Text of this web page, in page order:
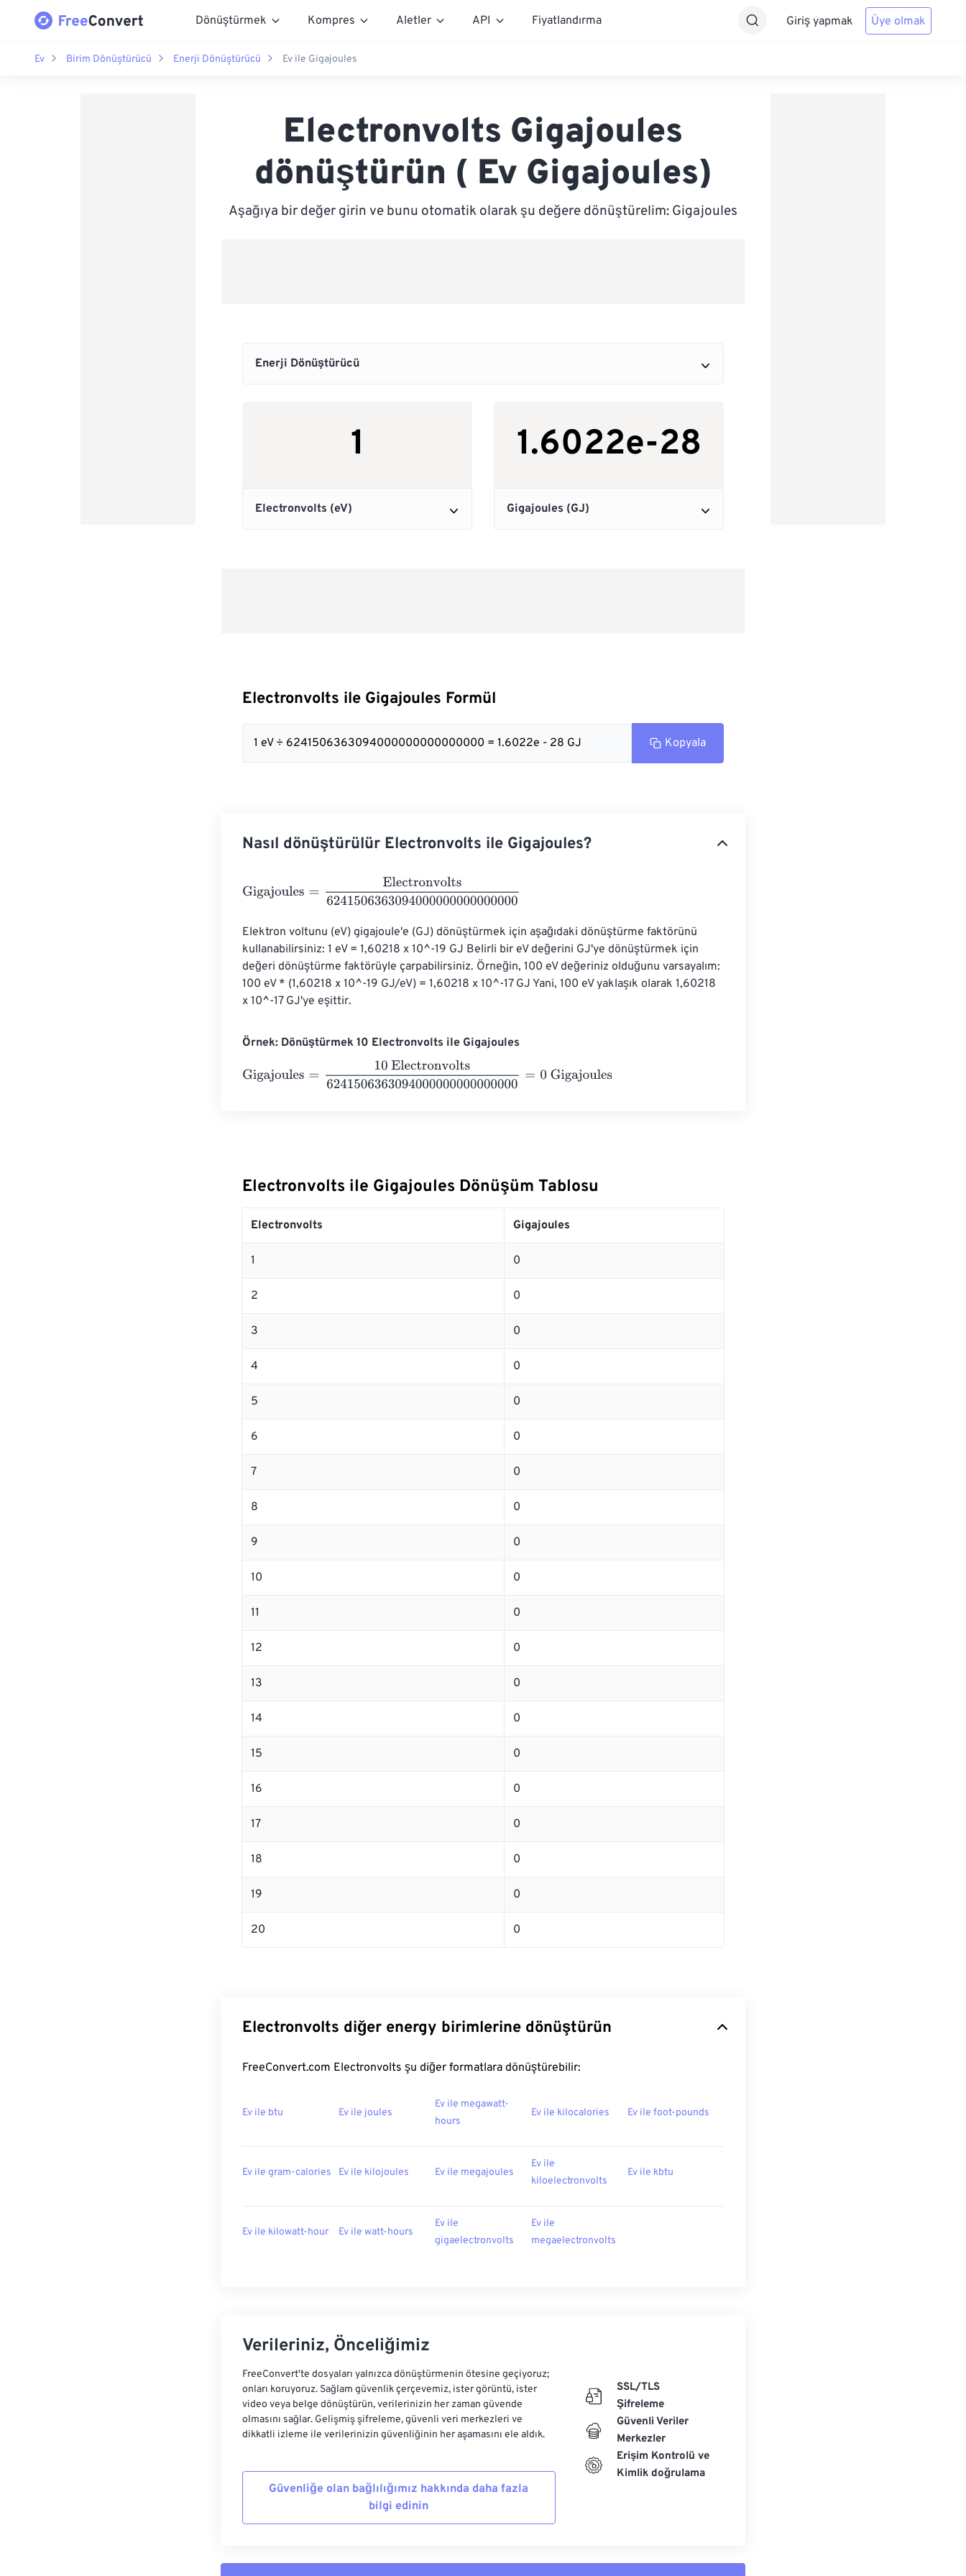
Dönüştürmek Kompres Aletler API Fiyatlandırma Giriş yapmak Üye olmak
Ev Birim Dönüştürücü Enerji Dönüştürücü Ev ile Gigajoules
Electronvolts Gigajoules
dönüştürün ( Ev Gigajoules)
Aşağıya bir değer girin ve bunu otomatik olarak şu değere dönüştürelim: Gigajoules
Electronvolts ile Gigajoules Formül
1 eV ÷ 6241506363094000000000000000 = 1.6022e - 28 GJ Kopyala
Nasıl dönüştürülür Electronvolts ile Gigajoules?
Gigajoules 6241506363094000000000000000
Elektron voltunu (eV) gigajoule'e (GJ) dönüştürmek için aşağıdaki dönüştürme faktörünü
kullanabilirsiniz: 1 eV = 1,60218 x 10^-19 GJ Belirli bir eV değerini GJ'ye dönüştürmek için
değeri dönüştürme faktörüyle çarpabilirsiniz. Örneğin, 100 eV değeriniz olduğunu varsayalım:
100 eV * (1,60218 x 10^-19 GJ/eV) = 1,60218 x 10^-17 GJ Yani, 100 eV yaklaşık olarak 1,60218
x 10^-17 GJ'ye eşittir.
Örnek: Dönüştürmek 10 Electronvolts ile Gigajoules
Gigajoules
10 Electronvolts6241506363094000000000000000 0
Electronvolts ile Gigajoules Dönüşüm Tablosu
Electronvolts Gigajoules
1 0
2 0
3 0
4 0
5 0
6 0
7 0
8 0
9 0
10 0
11 0
12 0
13 0
14 0
15 0
16 0
17 0
18 0
19 0
20 0
Electronvolts diğer energy birimlerine dönüştürün
FreeConvert.com Electronvolts şu diğer formatlara dönüştürebilir:
Ev ile btu Ev ile joules
Ev ile megawatt-
hours
Ev ile kilocalories Ev ile foot-pounds
Ev ile gram-calories Ev ile kilojoules Ev ile megajoules
Ev ile
kiloelectronvolts
Ev ile kbtu
Ev ile kilowatt-hour Ev ile watt-hours
Ev ile
gigaelectronvolts
Ev ile
megaelectronvolts
Verileriniz, Önceliğimiz
FreeConvert'te dosyaları yalnızca dönüştürmenin ötesine geçiyoruz;
onları koruyoruz. Sağlam güvenlik çerçevemiz, ister görüntü, ister
video veya belge dönüştürün, verilerinizin her zaman güvende
olmasını sağlar. Gelişmiş şifreleme, güvenli veri merkezleri ve
dikkatli izleme ile verilerinizin güvenliğinin her aşamasını ele aldık.
Güvenliğe olan bağlılığımız hakkında daha fazla
bilgi edinin
SSL/TLS
Şifreleme
Güvenli Veriler
Merkezler
Erişim Kontrolü ve
Kimlik doğrulama